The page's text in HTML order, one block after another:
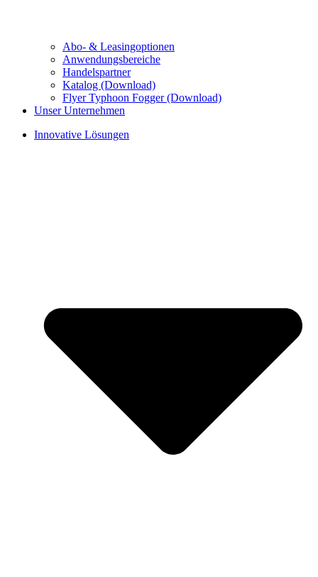
Abo- & Leasingoptionen
Anwendungsbereiche
Handelspartner
Katalog (Download)
Flyer Typhoon Fogger (Download)
Unser Unternehmen
Innovative Lösungen